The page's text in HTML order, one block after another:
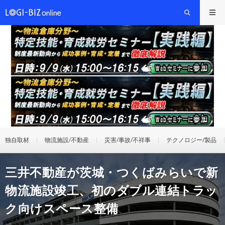
独自取材 物流施設/不動産 災害/事故/不祥事 テクノロジー/製品
三井不動産が茨城・つくばみらいで新
物流施設竣工、初のダブル連結トラッ
ク向けスペース整備